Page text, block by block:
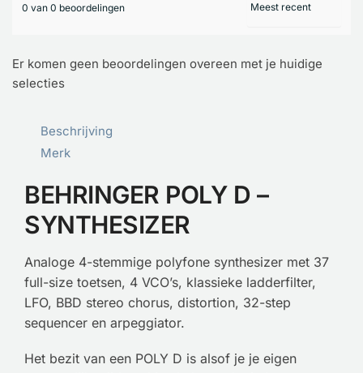
0 van 0 beoordelingen
Er komen geen beoordelingen overeen met je huidige
selecties
Beschrijving
Merk
BEHRINGER POLY D –
SYNTHESIZER
Analoge 4-stemmige polyfone synthesizer met 37
full-size toetsen, 4 VCO’s, klassieke ladderfilter,
LFO, BBD stereo chorus, distortion, 32-step
sequencer en arpeggiator.
Het bezit van een POLY D is alsof je je eigen